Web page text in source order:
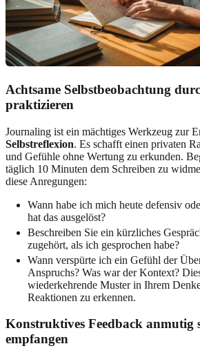
Achtsame Selbstbeobachtung
praktizieren
Journaling ist ein mächtiges Werkzeug zur
Selbstreflexion. Es schafft einen privaten
und Gefühle ohne Wertung zu erkunden.
täglich 10 Minuten dem Schreiben zu
diese Anregungen:
Wann habe ich mich heute defensiv
hat das ausgelöst?
Beschreiben Sie ein kürzliches
zugehört, als ich gesprochen habe?
Wann verspürte ich ein Gefühl der
Anspruchs? Was war der Kontext?
wiederkehrende Muster in Ihrem
Reaktionen zu erkennen.
Konstruktives Feedback anmutig
empfangen